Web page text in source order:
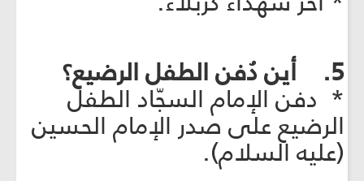
5. أين دُفن الطفل الرضيع؟
* دفن الإمام السجّاد الطفل
الرضيع على صدر الإمام الحسين
(عليه السلام).